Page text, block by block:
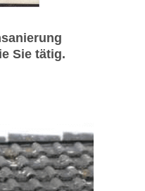
Sie tätig.